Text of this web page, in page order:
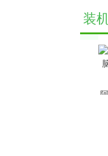
装